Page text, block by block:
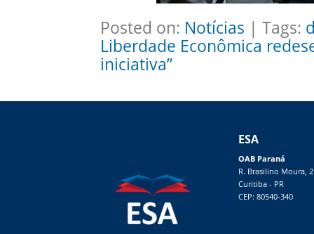
Posted on: Notícias | Tags:
Liberdade Econômica
iniciativa”
ESA
OAB Paraná
R. Brasilino Moura,
Curitiba - PR
CEP: 80540-340